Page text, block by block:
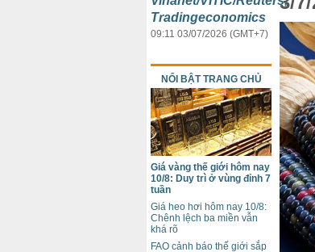
Tradingeconomics
09:11 03/07/2026 (GMT+7)
NỔI BẬT TRANG CHỦ
Giá vàng thế giới hôm nay
10/8: Duy trì ở vùng đỉnh 7
tuần
Giá heo hơi hôm nay 10/8:
Chênh lệch ba miền vẫn
khá rõ
FAO cảnh báo thế giới sắp